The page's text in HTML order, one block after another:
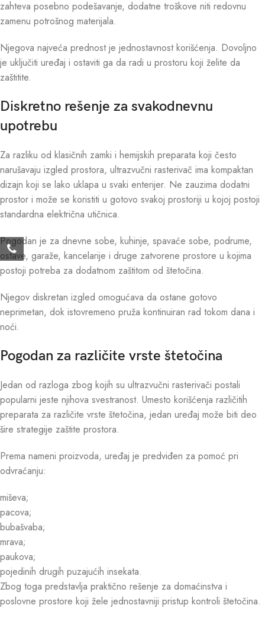
zahteva posebno podešavanje, dodatne troškove niti redovnu
zamenu potrošnog materijala.
Njegova najveća prednost je jednostavnost korišćenja. Dovoljno
je uključiti uređaj i ostaviti ga da radi u prostoru koji želite da
zaštitite.
Diskretno rešenje za svakodnevnu
upotrebu
Za razliku od klasičnih zamki i hemijskih preparata koji često
narušavaju izgled prostora, ultrazvučni rasterivač ima kompaktan
dizajn koji se lako uklapa u svaki enterijer. Ne zauzima dodatni
prostor i može se koristiti u gotovo svakoj prostoriji u kojoj postoji
standardna električna utičnica.
Pogodan je za dnevne sobe, kuhinje, spavaće sobe, podrume,
ostave, garaže, kancelarije i druge zatvorene prostore u kojima
postoji potreba za dodatnom zaštitom od štetočina.
Njegov diskretan izgled omogućava da ostane gotovo
neprimetan, dok istovremeno pruža kontinuiran rad tokom dana i
noći.
Pogodan za različite vrste štetočina
Jedan od razloga zbog kojih su ultrazvučni rasterivači postali
popularni jeste njihova svestranost. Umesto korišćenja različitih
preparata za različite vrste štetočina, jedan uređaj može biti deo
šire strategije zaštite prostora.
Prema nameni proizvoda, uređaj je predviđen za pomoć pri
odvraćanju:
miševa;
pacova;
bubašvaba;
mrava;
paukova;
pojedinih drugih puzajućih insekata.
Zbog toga predstavlja praktično rešenje za domaćinstva i
poslovne prostore koji žele jednostavniji pristup kontroli štetočina.